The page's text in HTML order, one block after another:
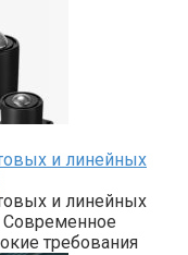
и линейных
и линейных
требования